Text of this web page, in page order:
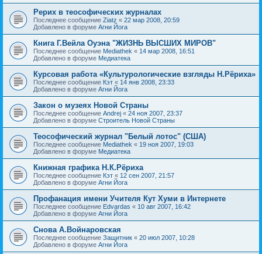
Рерих в теософических журналах
Последнее сообщение Ziatz « 22 мар 2008, 20:59
Добавлено в форуме Агни Йога
Книга Г.Вейла Оуэна "ЖИЗНЬ ВЫСШИХ МИРОВ"
Последнее сообщение Mediathek « 14 мар 2008, 16:51
Добавлено в форуме Медиатека
Курсовая работа «Культурологические взгляды Н.Рёриха»
Последнее сообщение Кэт « 14 янв 2008, 23:33
Добавлено в форуме Агни Йога
Закон о музеях Новой Страны
Последнее сообщение Andrej « 24 ноя 2007, 23:37
Добавлено в форуме Строитель Новой Страны
Теософический журнал "Белый лотос" (США)
Последнее сообщение Mediathek « 19 ноя 2007, 19:03
Добавлено в форуме Медиатека
Книжная графика Н.К.Рёриха
Последнее сообщение Кэт « 12 сен 2007, 21:57
Добавлено в форуме Агни Йога
Профанация имени Учителя Кут Хуми в Интернете
Последнее сообщение Edvardas « 10 авг 2007, 16:42
Добавлено в форуме Агни Йога
Снова А.Войнаровская
Последнее сообщение Защитник « 20 июл 2007, 10:28
Добавлено в форуме Агни Йога